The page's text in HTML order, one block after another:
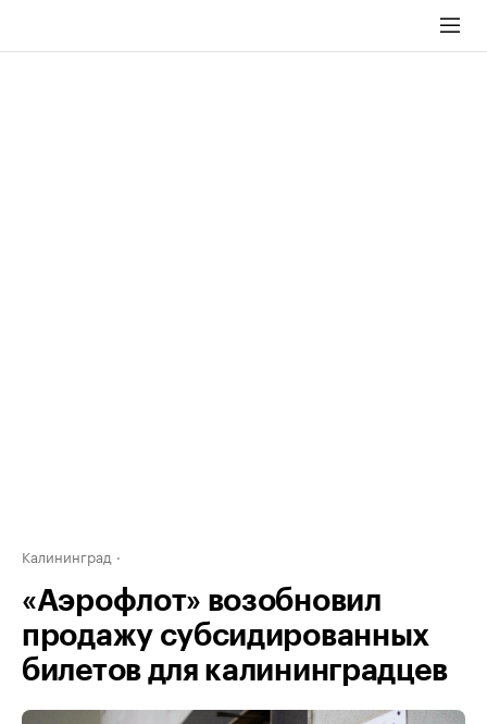
Калининград
«Аэрофлот» возобновил
продажу субсидированных
билетов для калининградцев